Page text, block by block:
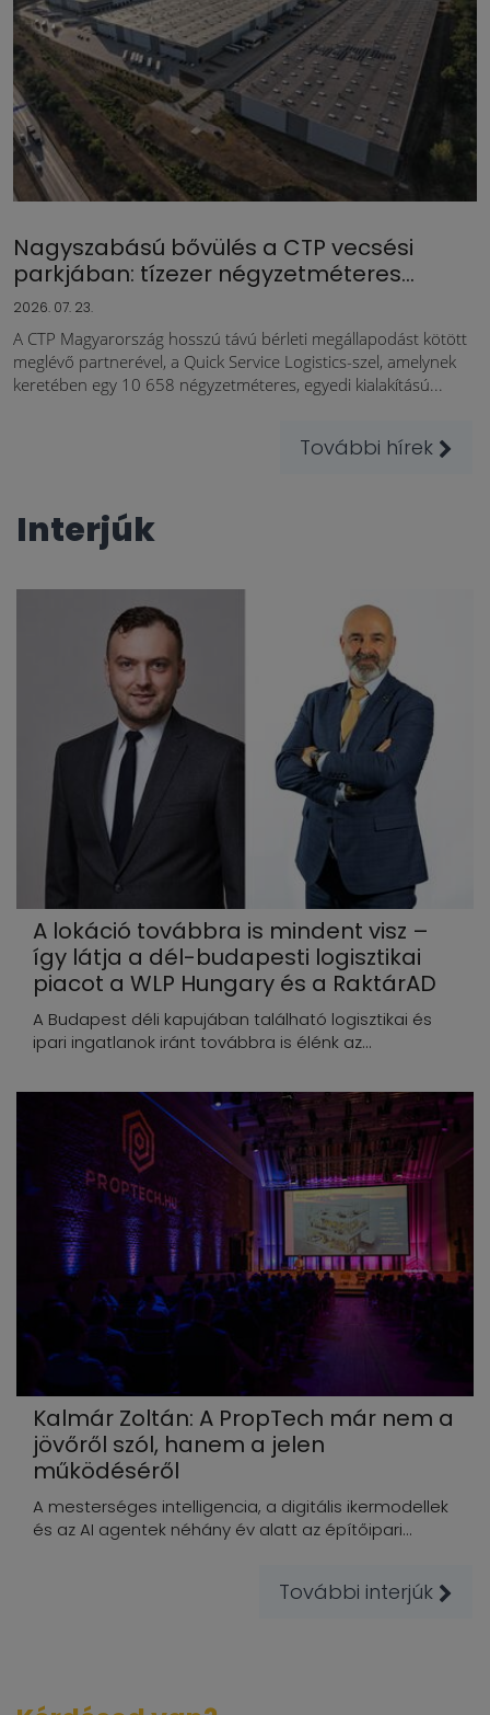
Nagyszabású bővülés a CTP vecsési
parkjában: tízezer négyzetméteres...
2026. 07. 23.
A CTP Magyarország hosszú távú bérleti megállapodást kötött
meglévő partnerével, a Quick Service Logistics-szel, amelynek
keretében egy 10 658 négyzetméteres, egyedi kialakítású...
További hírek
Interjúk
A lokáció továbbra is mindent visz –
így látja a dél-budapesti logisztikai
piacot a WLP Hungary és a RaktárAD
A Budapest déli kapujában található logisztikai és
ipari ingatlanok iránt továbbra is élénk az...
Kalmár Zoltán: A PropTech már nem a
jövőről szól, hanem a jelen
működéséről
A mesterséges intelligencia, a digitális ikermodellek
és az AI agentek néhány év alatt az építőipari...
További interjúk